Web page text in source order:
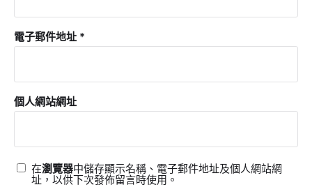
電子郵件地址 *
個人網站網址
在瀏覽器中儲存顯示名稱、電子郵件地址及個人網站網
址，以供下次發佈留言時使用。